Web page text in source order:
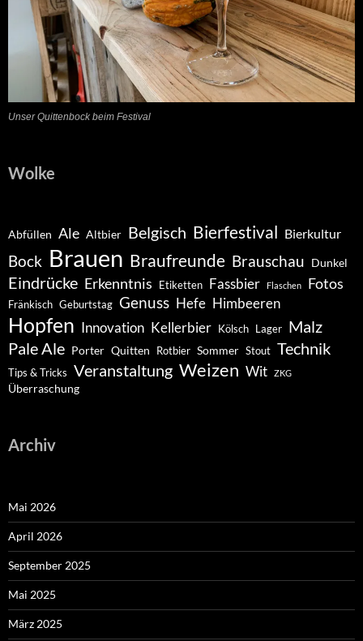
Unser Quittenbock beim Festival
Wolke
Abfüllen Ale Altbier Belgisch Bierfestival Bierkultur
Bock Brauen Braufreunde Brauschau Dunkel
Eindrücke Erkenntnis Etiketten Fassbier Flaschen Fotos
Fränkisch Geburtstag Genuss Hefe Himbeeren
Hopfen Innovation Kellerbier Kölsch Lager Malz
Pale Ale Porter Quitten Rotbier Sommer Stout Technik
Tips & Tricks Veranstaltung Weizen Wit ZKG
Überraschung
Archiv
Mai 2026
April 2026
September 2025
Mai 2025
März 2025